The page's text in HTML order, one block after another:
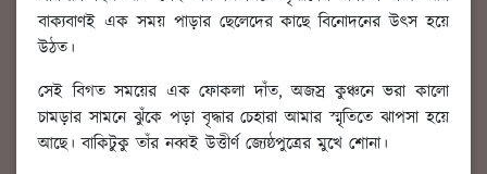
বাক্যবাণই এক সময় পাড়ার ছেলেদের কাছে বিনোদনের উৎস হয়ে
উঠত।
সেই বিগত সময়ের এক ফোকলা দাঁত, অজস্র কুঞ্চনে ভরা কালো
চামড়ার সামনে ঝুঁকে পড়া বৃদ্ধার চেহারা আমার স্মৃতিতে ঝাপসা হয়ে
আছে। বাকিটুকু তাঁর নব্বই উত্তীর্ণ জ্যেষ্ঠপুত্রের মুখে শোনা।